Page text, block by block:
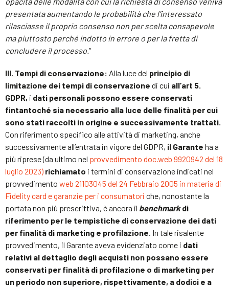
presentata aumentando le probabilità che l’interessato
rilasciasse il proprio consenso non per scelta consapevole
ma piuttosto perché indotto in errore o per la fretta di
concludere il processo. ”
III. Tempi di conservazione: Alla luce del principio di
limitazione dei tempi di conservazione di cui all’art 5.
GDPR, i dati personali possono essere conservati
fintantoché sia necessario alla luce delle finalità per cui
sono stati raccolti in origine e successivamente trattati.
Con riferimento specifico alle attività di marketing, anche
successivamente all’entrata in vigore del GDPR, il Garante ha a
più riprese (da ultimo nel provvedimento doc.web 9920942 del 18
luglio 2023) richiamato i termini di conservazione indicati nel
provvedimento web 21103045 del 24 Febbraio 2005 in materia di
Fidelity card e garanzie per i consumatori che, nonostante la
portata non più prescrittiva, è ancora il benchmarkdi
riferimento per le tempistiche di conservazione dei dati
per finalità di marketing e profilazione . In tale risalente
provvedimento, il Garante aveva evidenziato come i dati
relativi al dettaglio degli acquisti non possano essere
conservati per finalità di profilazione o di marketing per
un periodo non superiore, rispettivamente, a dodici e a